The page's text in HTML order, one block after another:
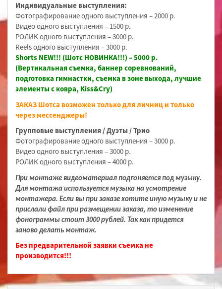
Индивидуальные выступления:
Фотографирование одного выступления – 2000 р.
Видео одного выступления – 1500 р.
РОЛИК одного выступления – 3000 р.
Reels одного выступления – 3000 р.
Shorts NEW!!! (Шотс НОВИНКА!!!) – 5000 р.
(Вертикальная съемка, баннер соревнований,
подготовка гимнастки, съемка в зоне выхода, лучшие
элементы с ковра, Kiss&Cry)
ЗАКАЗ Шотса возможен только для личниц и только
через мессенджеры!
Групповые выступления / Дуэты / Трио
Фотографирование одного выступления – 3000 р.
Видео одного выступления – 3000 р.
РОЛИК одного выступления – 4000 р.
При монтаже видеоматериал подгоняется под музыку.
Для монтажа используется музыка на усмотрение
монтажера. Если вы при заказе хотите иную музыку и не
прислали файл при размещении заказа, то изменение
фонограммы стоит 3000 рублей. Так как придется
заново делать монтаж.
Без предварительной заявки съемка не
производится!!!